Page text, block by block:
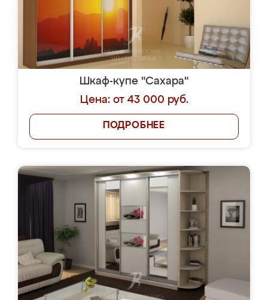
Шкаф-купе "Сахара"
Цена: от 43 000 руб.
ПОДРОБНЕЕ